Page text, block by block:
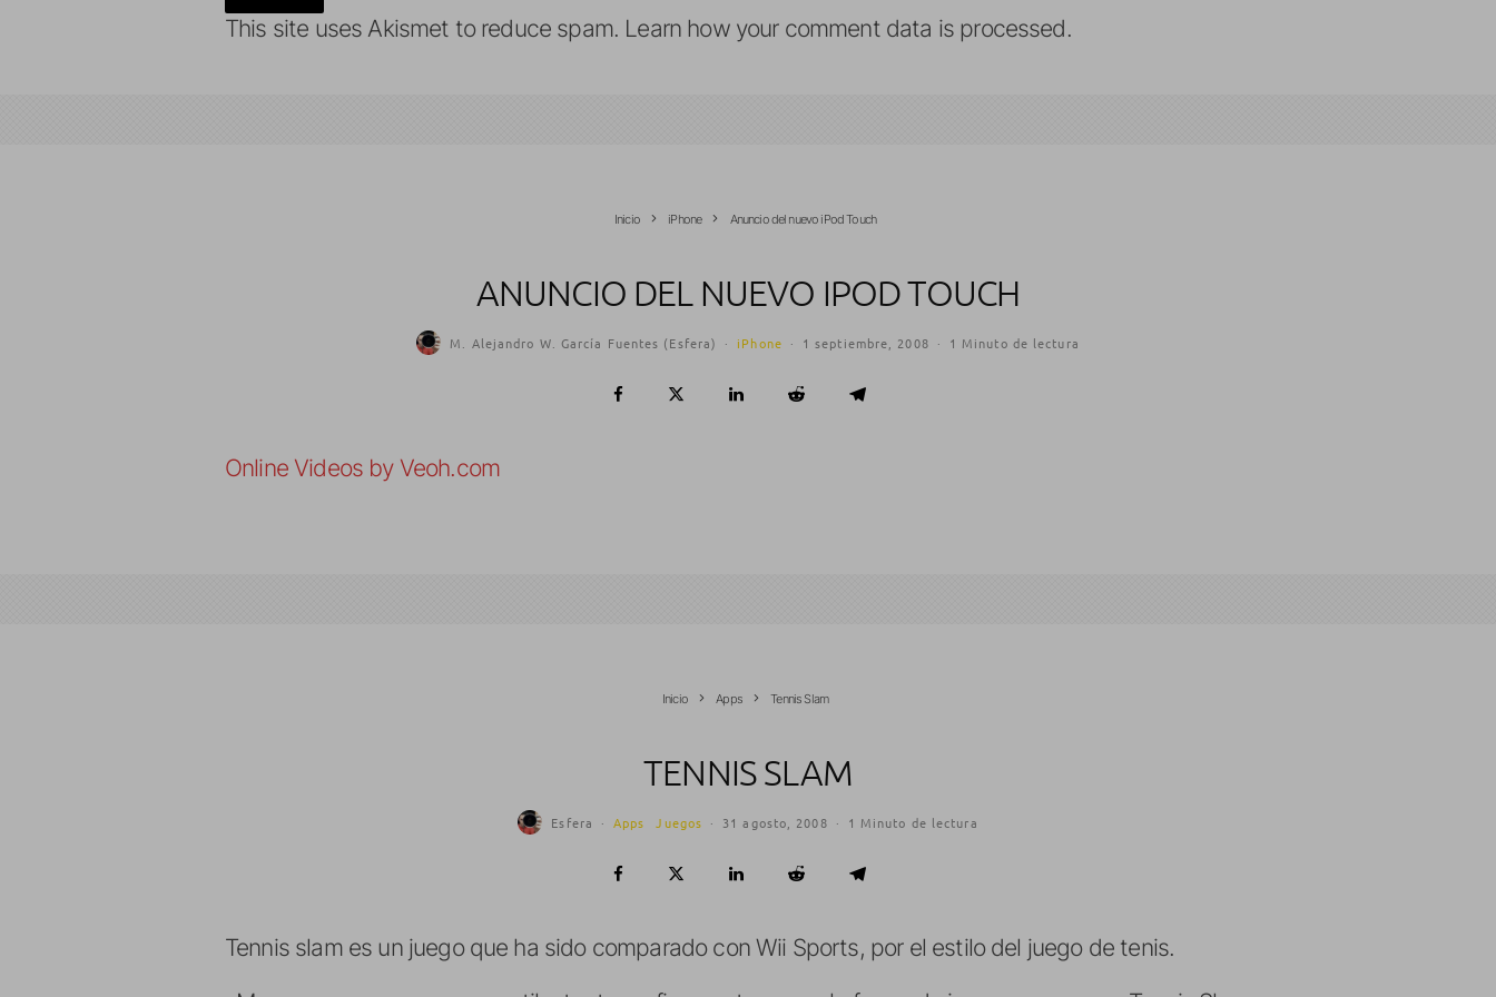
This site uses Akismet to reduce spam. Learn how your comment data is processed.
Inicio iPhone Anuncio del nuevo iPod Touch
ANUNCIO DEL NUEVO IPOD TOUCH
M. Alejandro W. García Fuentes (Esfera) · iPhone · 1 septiembre, 2008 · 1 Minuto de lectura
Online Videos by Veoh.com
Inicio Apps Tennis Slam
TENNIS SLAM
Esfera · Apps Juegos · 31 agosto, 2008 · 1 Minuto de lectura
Tennis slam es un juego que ha sido comparado con Wii Sports, por el estilo del juego de tenis.